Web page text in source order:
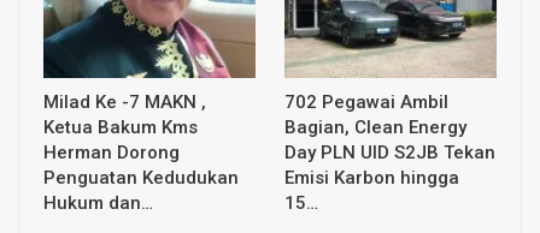
Milad Ke -7 MAKN ,
Ketua Bakum Kms
Herman Dorong
Penguatan Kedudukan
Hukum dan…
702 Pegawai Ambil
Bagian, Clean Energy
Day PLN UID S2JB Tekan
Emisi Karbon hingga
15…